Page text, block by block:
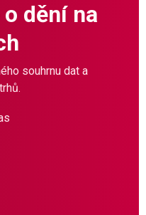
dění na
souhrnu dat a